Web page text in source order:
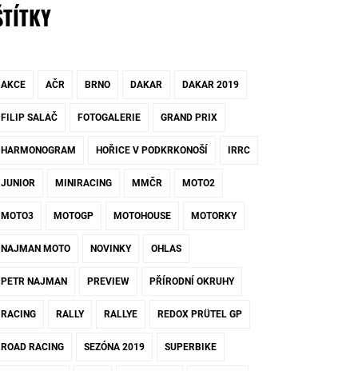
AKCE AČR BRNO DAKAR DAKAR 2019
FILIP SALAČ FOTOGALERIE GRAND PRIX
HARMONOGRAM HOŘICE V PODKRKONOŠÍ IRRC
JUNIOR MINIRACING MMČR MOTO2
MOTO3 MOTOGP MOTOHOUSE MOTORKY
NAJMAN MOTO NOVINKY OHLAS
PETR NAJMAN PREVIEW PŘÍRODNÍ OKRUHY
RACING RALLY RALLYE REDOX PRÜTEL GP
ROAD RACING SEZÓNA 2019 SUPERBIKE